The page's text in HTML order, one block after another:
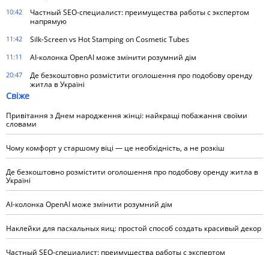
10:42
Частный SEO-специалист: преимущества работы с экспертом
напрямую
11:42 Silk-Screen vs Hot Stamping on Cosmetic Tubes
11:11 AI-колонка OpenAI може змінити розумний дім
20:47
Де безкоштовно розмістити оголошення про подобову оренду
житла в Україні
Свіже
Привітання з Днем народження жінці: найкращі побажання своїми
словами
Чому комфорт у старшому віці — це необхідність, а не розкіш
Де безкоштовно розмістити оголошення про подобову оренду житла в
Україні
AI-колонка OpenAI може змінити розумний дім
Наклейки для пасхальных яиц: простой способ создать красивый декор
Частный SEO-специалист: преимущества работы с экспертом